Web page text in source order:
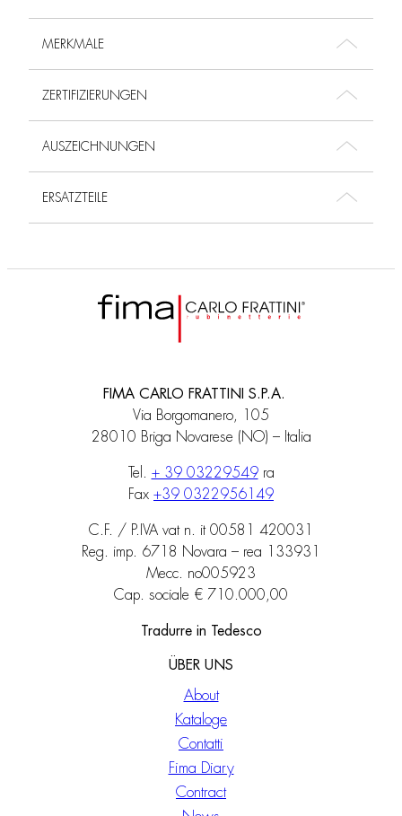
MERKMALE
ZERTIFIZIERUNGEN
AUSZEICHNUNGEN
ERSATZTEILE
FIMA CARLO FRATTINI S.P.A.
Via Borgomanero, 105
28010 Briga Novarese (NO) – Italia
Tel. + 39 03229549ra
Fax +39 0322956149
C.F. / P.IVA vat n. it 00581 420031
Reg. imp. 6718 Novara – rea 133931
Mecc. no005923
Cap. sociale € 710.000,00
Tradurre in Tedesco
ÜBER UNS
About
Kataloge
Contatti
Fima Diary
Contract